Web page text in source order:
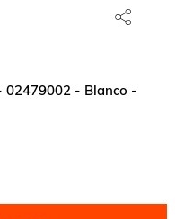
02479002 - Blanco -